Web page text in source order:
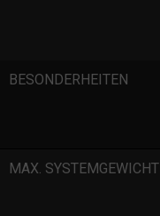
BESONDERHEITEN
MAX. SYSTEMGEWICHT